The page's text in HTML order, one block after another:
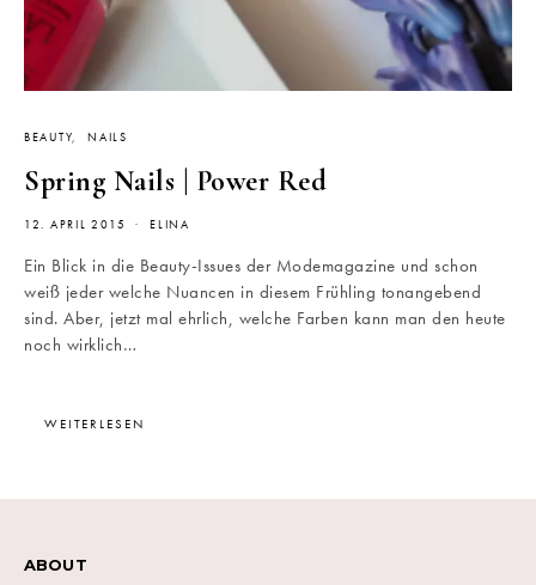
BEAUTY NAILS
Spring Nails | Power Red
12. APRIL 2015 ELINA
Ein Blick in die Beauty-Issues der Modemagazine und schon
weiß jeder welche Nuancen in diesem Frühling tonangebend
sind. Aber, jetzt mal ehrlich, welche Farben kann man den heute
noch wirklich…
WEITERLESEN
ABOUT